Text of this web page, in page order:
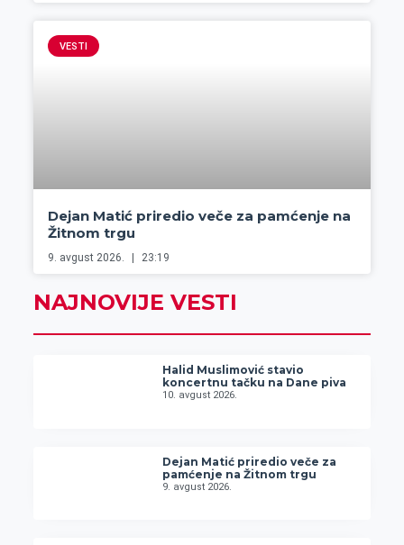
VESTI
Dejan Matić priredio veče za pamćenje na
Žitnom trgu
9. avgust 2026. 23:19
NAJNOVIJE VESTI
Halid Muslimović stavio
koncertnu tačku na Dane piva
10. avgust 2026.
Dejan Matić priredio veče za
pamćenje na Žitnom trgu
9. avgust 2026.